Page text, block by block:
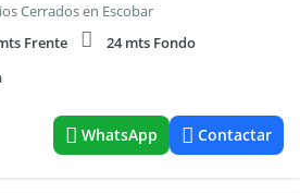
Cerrados en Escobar
Frente
24 mts Fondo
WhatsApp Contactar